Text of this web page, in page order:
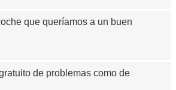
que queríamos a un buen
de problemas como de